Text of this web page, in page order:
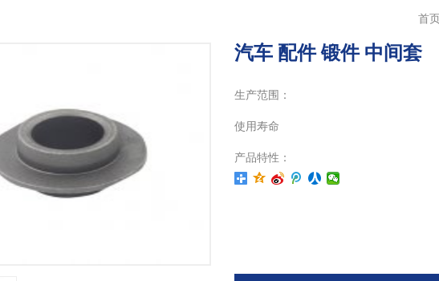
首页
汽车 配件 锻件 中间套
生产范围：
使用寿命
产品特性：